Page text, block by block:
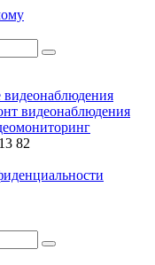
видеонаблюдения
82